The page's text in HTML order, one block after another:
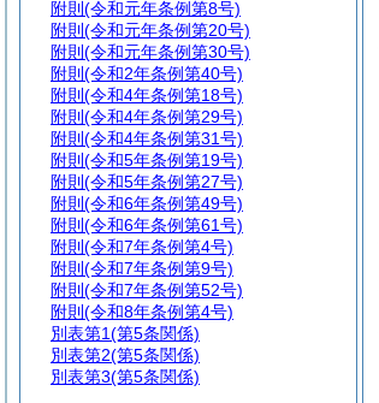
附則 (令和元年条例第8号)
附則 (令和元年条例第20号)
附則 (令和元年条例第30号)
附則 (令和2年条例第40号)
附則 (令和4年条例第18号)
附則 (令和4年条例第29号)
附則 (令和4年条例第31号)
附則 (令和5年条例第19号)
附則 (令和5年条例第27号)
附則 (令和6年条例第49号)
附則 (令和6年条例第61号)
附則 (令和7年条例第4号)
附則 (令和7年条例第9号)
附則 (令和7年条例第52号)
附則 (令和8年条例第4号)
別表第1(第5条関係)
別表第2(第5条関係)
別表第3(第5条関係)